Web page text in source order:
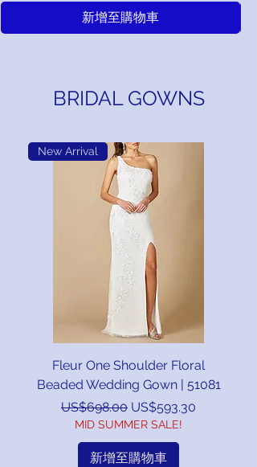
新增至購物車
BRIDAL GOWNS
New Arrival
Fleur One Shoulder Floral
Beaded Wedding Gown | 51081
一般價格
US$698.00 促銷價格
US$593.30
MID SUMMER SALE!
新增至購物車